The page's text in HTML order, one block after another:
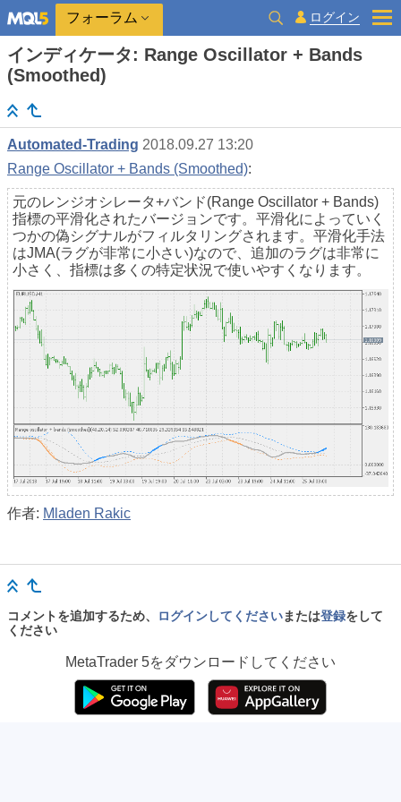
フォーラム ログイン
インディケータ: Range Oscillator + Bands
(Smoothed)
Automated-Trading 2018.09.27 13:20
Range Oscillator + Bands (Smoothed):
元のレンジオシレータ+バンド(Range Oscillator + Bands)
指標の平滑化されたバージョンです。平滑化によっていく
つかの偽シグナルがフィルタリングされます。平滑化手法
はJMA(ラグが非常に小さい)なので、追加のラグは非常に
小さく、指標は多くの特定状況で使いやすくなります。
作者: Mladen Rakic
コメントを追加するため、 ログインしてくださいまたは登録をして
ください
MetaTrader 5をダウンロードしてください